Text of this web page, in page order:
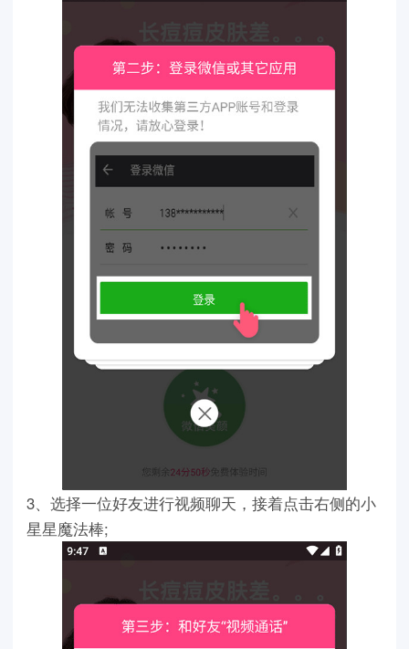
3、选择一位好友进行视频聊天，接着点击右侧的小
星星魔法棒;